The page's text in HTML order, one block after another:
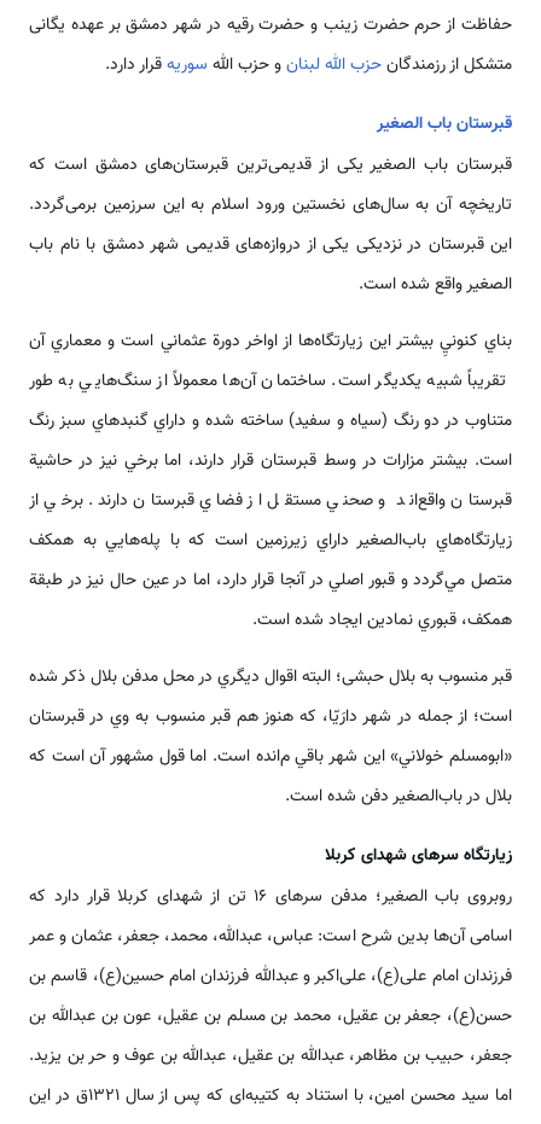
حفاظت از حرم حضرت زینب و حضرت رقیه در شهر دمشق بر عهده یگانی
متشکل از رزمندگانحزب الله لبنانو حزب الله سوریهقرار دارد.
قبرستان باب الصغیر
قبرستان باب الصغیر یکی از قدیمی‌‌‌‌ترین قبرستان‌‌‌های دمشق ‌‌‌‌است که
تاریخچه آن به سال‌‌‌های نخستین ورود اسلام به این سرزمین برمی‌گردد.
این قبرستان در نزدیکی یکی از دروازه‌‌‌های قدیمی شهر دمشق با نام باب
الصغیر واقع شده ‌‌‌‌است.
بناي كنونيِ بيشتر اين زيارتگاه‌‌‌ها از اواخر دورة عثماني ‌‌‌‌است و معماري آن
تقريباً شبيه يكديگر ‌‌‌‌است. ساختمان آن‌‌ها معمولاً از سنگ‌‌‌هايي به طور
متناوب در دو رنگ (سياه و سفيد) ساخته شده و داراي گنبد‌‌هاي سبز رنگ
‌‌‌‌است. بيشتر مزارات در وسط قبرستان قرار دارند، اما برخي نيز در حاشية
قبرستان واقع‌‌‌‌‌‌اند و صحني مستقل از فضاي قبرستان دارند. برخي از
زيارتگاه‌‌‌هاي باب‌الصغير داراي زيرزمين ‌‌‌‌است كه با پله‌‌‌هايي به همكف
متصل مي‌گردد و قبور اصلي در آنجا قرار دارد، اما در عين حال نيز در طبقة
همكف، قبوري نمادين ايجاد شده ‌‌‌‌است.
قبر منسوب به بلال حبشی؛ البته اقوال ديگري در محل مدفن بلال ذكر شده
‌‌‌‌است؛ از جمله در شهر دارَيّا، كه هنوز هم قبر منسوب به وي در قبرستان
«ابومسلم خولاني» اين شهر باقي م‌‌‌‌‌انده ‌‌‌‌است. اما قول مشهور آن ‌‌‌‌است كه
بلال در باب‌الصغير دفن شده ‌‌‌‌است.
زیارتگاه سر‌‌های شهدای کربلا
روبروی باب الصغیر؛ مدفن سر‌‌های ۱۶ تن از شهدای کربلا قرار دارد که
اسامی آن‌‌ها بدین شرح ‌‌‌‌است: عباس، عبدالله، محمد، جعفر، عثمان و عمر
فرزندان امام علی(ع)، علی‌اکبر و عبدالله فرزندان امام حسین(ع)، قاسم بن
حسن(ع)، جعفر بن عقیل، محمد بن مسلم بن عقیل، عون بن عبدالله بن
جعفر، حبیب بن مظاهر، عبدالله بن عقیل، عبدالله بن عوف و حر بن یزید.
اما سید محسن امین، با ‌‌‌‌استناد به کتیبه‌ای که پس از سال ۱۳۲۱ق در این